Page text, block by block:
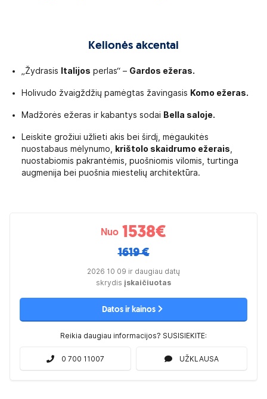
Kelionės akcentai
„Žydrasis Italijos perlas“ – Gardos ežeras.
Holivudo žvaigždžių pamėgtas žavingasis Komo ežeras.
Madžorės ežeras ir kabantys sodai Bella saloje.
Leiskite grožiui užlieti akis bei širdį, mėgaukitės
nuostabaus mėlynumo,
krištolo skaidrumo ežerais
nuostabiomis pakrantėmis, puošniomis vilomis, turtinga
augmenija bei puošnia miestelių architektūra.
Nuo 1538€
1619 €
2026 10 09 ir daugiau datų
skrydis įskaičiuotas
Datos ir kainos
Reikia daugiau informacijos? SUSISIEKITE:
0 700 11007 UŽKLAUSA